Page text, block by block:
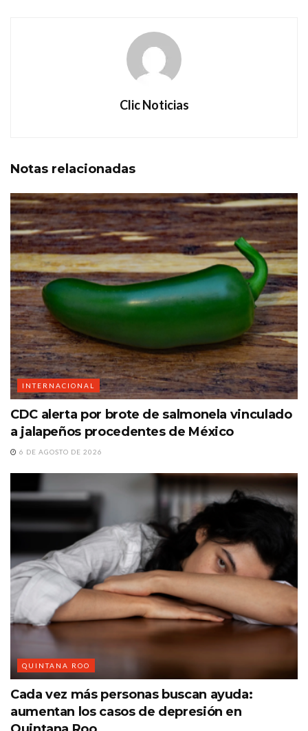
Clic Noticias
Notas relacionadas
INTERNACIONAL
CDC alerta por brote de salmonela vinculado
a jalapeños procedentes de México
6 DE AGOSTO DE 2026
QUINTANA ROO
Cada vez más personas buscan ayuda:
aumentan los casos de depresión en